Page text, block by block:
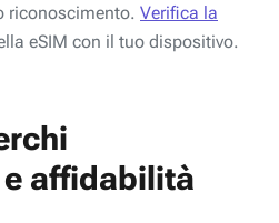
riconoscimento. Verifica la
eSIM con il tuo dispositivo.
affidabilità